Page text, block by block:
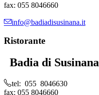
fax: 055 8046660
info@badiadisusinana.it
Ristorante
Badia di Susinana
tel: 055 8046630
fax: 055 8046660